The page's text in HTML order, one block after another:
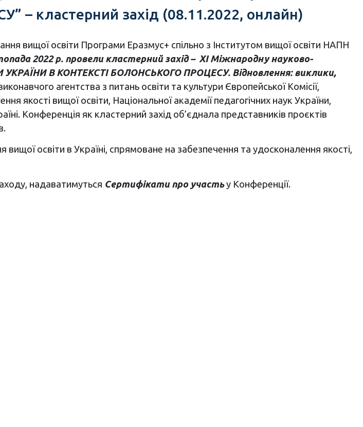
кластерний захід (08.11.2022, онлайн)
вищої освіти Програми Еразмус+ спільно з Інститутом вищої освіти НАПН
2022 р. провели кластерний захід – XІ Міжнародну науково-
В КОНТЕКСТІ БОЛОНСЬКОГО ПРОЦЕСУ. Відновлення: виклики,
агентства з питань освіти та культури Європейської Комісії,
якості вищої освіти, Національної академії педагогічних наук України,
Конференція як кластерний захід об’єднала представників проєктів
освіти в Україні, спрямоване на забезпечення та удосконалення якості,
надаватимуться Сертифікати про участьу Конференції.